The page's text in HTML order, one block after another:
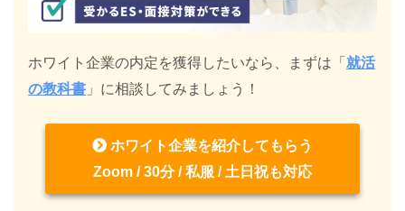
ホワイト企業の内定を獲得したいなら、まずは「 就活
の教科書 」に相談してみましょう！
ホワイト企業を紹介してもらう
Zoom / 30分 / 私服 / 土日祝も対応